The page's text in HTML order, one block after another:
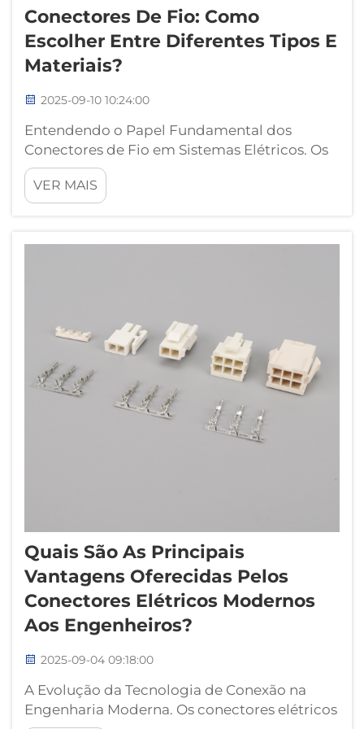
Conectores De Fio: Como
Escolher Entre Diferentes Tipos E
Materiais?
2025-09-10 10:24:00
Entendendo o Papel Fundamental dos
Conectores de Fio em Sistemas Elétricos. Os
conectores de fio atuam como elementos
fundamentais de qualquer sistema elétrico,
garantindo conexões seguras e confiáveis
essenciais estão disponíveis em diversos...
VER MAIS
Quais São As Principais
Vantagens Oferecidas Pelos
Conectores Elétricos Modernos
Aos Engenheiros?
2025-09-04 09:18:00
A Evolução da Tecnologia de Conexão na
Engenharia Moderna. Os conectores elétricos